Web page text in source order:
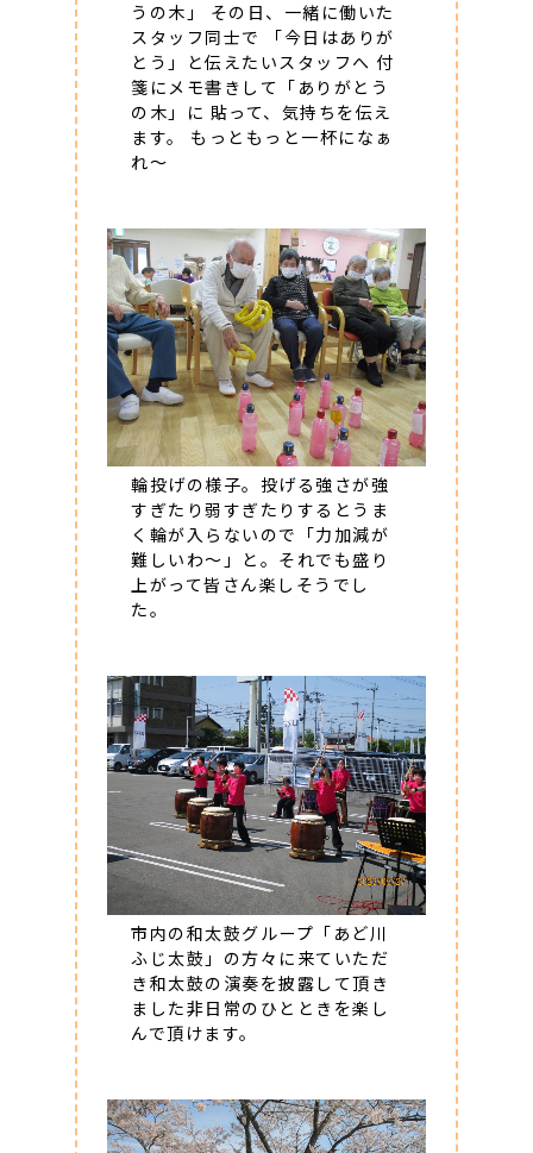
うの木」 その日、一緒に働いた
スタッフ同士で 「今日はありが
とう」と伝えたいスタッフへ 付
箋にメモ書きして「ありがとう
の木」に 貼って、気持ちを伝え
ます。 もっともっと一杯になぁ
れ～
輪投げの様子。投げる強さが強
すぎたり弱すぎたりするとうま
く輪が入らないので「力加減が
難しいわ～」と。それでも盛り
上がって皆さん楽しそうでし
た。
市内の和太鼓グループ「あど川
ふじ太鼓」の方々に来ていただ
き和太鼓の演奏を披露して頂き
ました非日常のひとときを楽し
んで頂けます。